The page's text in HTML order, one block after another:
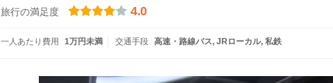
旅行の満足度 4.0
一人あたり費用 1万円未満 交通手段 高速・路線バス JRローカル 私鉄